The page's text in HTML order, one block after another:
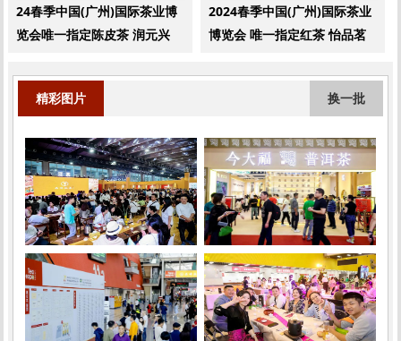
24春季中国(广州)国际茶业博
览会唯一指定陈皮茶 润元兴
2024春季中国(广州)国际茶业
博览会 唯一指定红茶 怡品茗
精彩图片 换一批